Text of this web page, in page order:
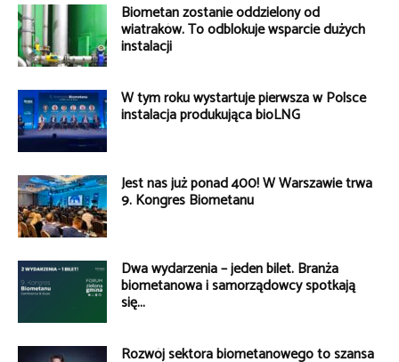
Biometan zostanie oddzielony od
wiatraków. To odblokuje wsparcie dużych
instalacji
W tym roku wystartuje pierwsza w Polsce
instalacja produkująca bioLNG
Jest nas już ponad 400! W Warszawie trwa
9. Kongres Biometanu
Dwa wydarzenia – jeden bilet. Branża
biometanowa i samorządowcy spotkają
się...
Rozwój sektora biometanowego to szansa